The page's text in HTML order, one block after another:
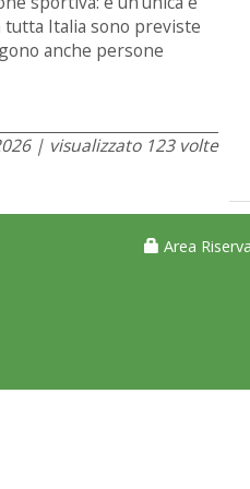
tutta Italia sono previste
anche persone
| visualizzato 123 volte
Area